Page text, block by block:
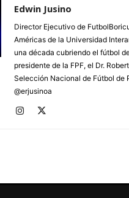
Edwin Jusino
Director Ejecutivo de
Américas de la Universidad
una década cubriendo el fútbol
presidente de la FPF, el Dr.
Selección Nacional de Fútbol de
@erjusinoa